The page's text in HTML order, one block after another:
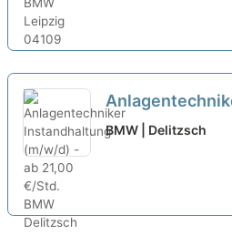
(m/w/d) - ab
BMW | Delitzsch